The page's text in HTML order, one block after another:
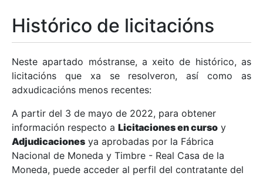
Mostrar/Ocultar
Mostrar/Ocultar
Mostrar/Ocultar
Histórico de licitacións
Neste apartado móstranse, a xeito de histórico, as
licitacións que xa se resolveron, así como as
adxudicacións menos recentes:
A partir del 3 de mayo de 2022, para obtener
información respecto a Licitaciones en curso y
Adjudicaciones ya aprobadas por la Fábrica
Nacional de Moneda y Timbre - Real Casa de la
Moneda, puede acceder al perfil del contratante del